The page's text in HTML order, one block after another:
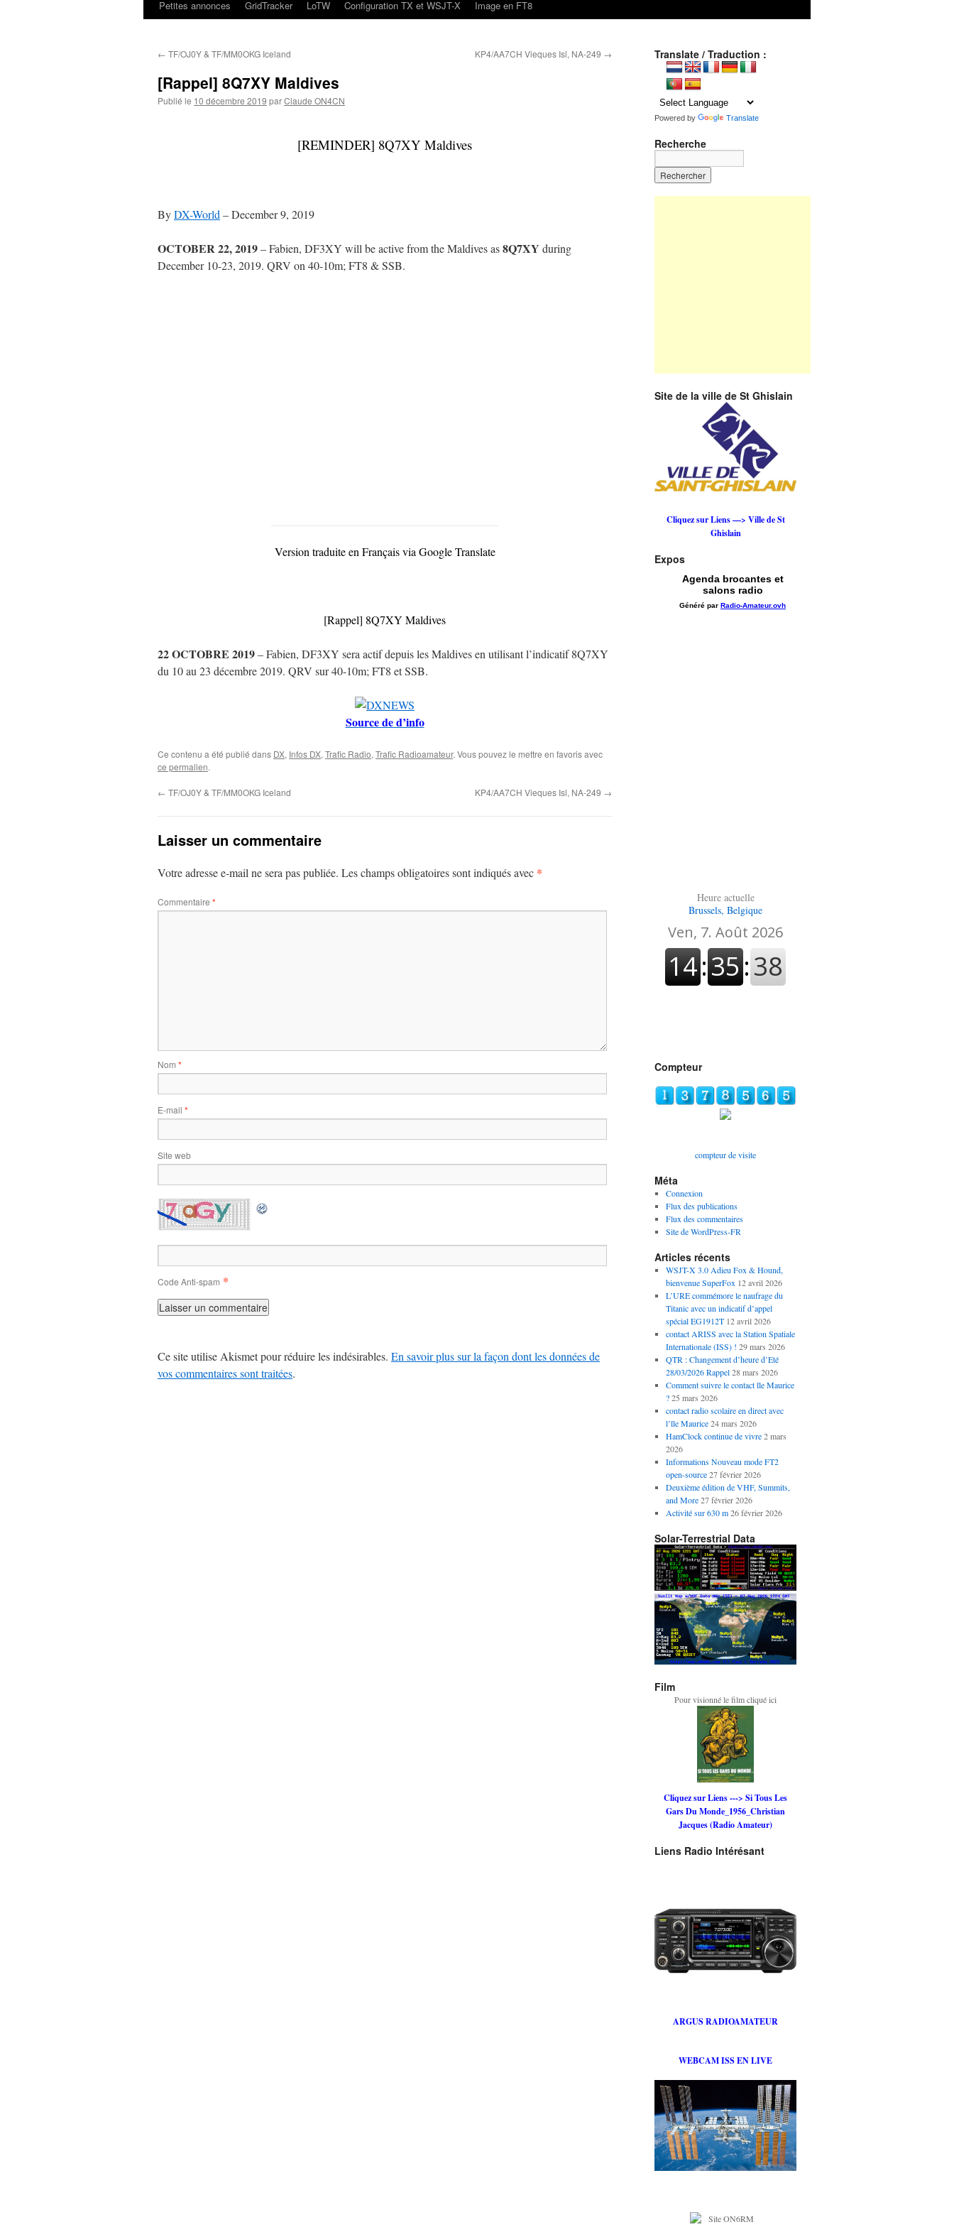
Petites annonces
GridTracker LoTW Configuration TX et WSJT-X Image en FT8
← TF/OJ0Y & TF/MM0OKG Iceland KP4/AA7CH Vieques Isl, NA-249 →
[Rappel] 8Q7XY Maldives
Publié le 10 décembre 2019 parClaude ON4CN
[REMINDER] 8Q7XY Maldives
ByDX-World –December 9, 2019
OCTOBER 22, 2019– Fabien, DF3XY will be active from the Maldives as8Q7XY during
December 10-23, 2019. QRV on 40-10m; FT8 & SSB.
Version traduite en Français via Google Translate
[Rappel] 8Q7XY Maldives
22 OCTOBRE 2019– Fabien, DF3XY sera actif depuis les Maldives en utilisant l’indicatif 8Q7XY
du 10 au 23 décembre 2019. QRV sur 40-10m; FT8 et SSB.
Source de d’info
Ce contenu a été publié dans DX, Infos DX, Trafic Radio, Trafic Radioamateur. Vous pouvez le mettre en favoris avec
ce permalien.
← TF/OJ0Y & TF/MM0OKG Iceland KP4/AA7CH Vieques Isl, NA-249 →
Laisser un commentaire
Votre adresse e-mail ne sera pas publiée. Les champs obligatoires sont indiqués avec *
Commentaire *
Nom *
E-mail *
Site web
Code Anti-spam *
Ce site utilise Akismet pour réduire les indésirables. En savoir plus sur la façon dont les données de
vos commentaires sont traitées.
Translate / Traduction :
Powered by Translate
Recherche
Site de la ville de St Ghislain
Cliquez sur Liens —> Ville de St
Ghislain
Expos
Heure actuelle
Brussels, Belgique
Compteur
compteur de visite
Méta
Connexion
Flux des publications
Flux des commentaires
Site de WordPress-FR
Articles récents
WSJT-X 3.0 Adieu Fox & Hound,
bienvenue SuperFox 12 avril 2026
L’URE commémore le naufrage du
Titanic avec un indicatif d’appel
spécial EG1912T 12 avril 2026
contact ARISS avec la Station Spatiale
Internationale (ISS) ! 29 mars 2026
QTR : Changement d’heure d’Eté
28/03/2026 Rappel 28 mars 2026
Comment suivre le contact île Maurice
? 25 mars 2026
contact radio scolaire en direct avec
l’île Maurice 24 mars 2026
HamClock continue de vivre 2 mars
2026
Informations Nouveau mode FT2
open-source 27 février 2026
Deuxième édition de VHF, Summits,
and More 27 février 2026
Activité sur 630 m 26 février 2026
Solar-Terrestrial Data
Film
Pour visionné le film cliqué ici
Cliquez sur Liens ---> Si Tous Les
Gars Du Monde_1956_Christian
Jacques (Radio Amateur)
Liens Radio Intérésant
ARGUS RADIOAMATEUR
WEBCAM ISS EN LIVE